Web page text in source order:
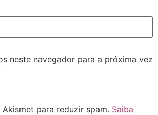
neste navegador para a próxima vez
para reduzir spam. Saiba